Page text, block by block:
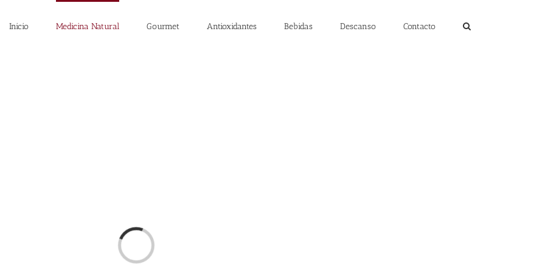
Inicio Medicina Natural Gourmet Antioxidantes Bebidas Descanso Contacto
Loading...